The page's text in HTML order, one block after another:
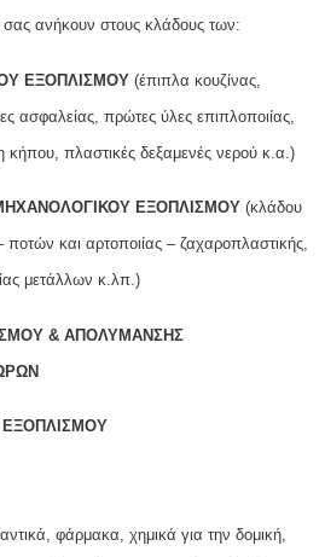
ανήκουν στους κλάδους των:
ΕΞΟΠΛΙΣΜΟΥ (έπιπλα κουζίνας,
ασφαλείας, πρώτες ύλες επιπλοποιίας,
κήπου, πλαστικές δεξαμενές νερού κ.α.)
ΕΞΟΠΛΙΣΜΟΥ (κλάδου
και αρτοποιίας – ζαχαροπλαστικής,
μετάλλων κ.λπ.)
& ΑΠΟΛΥΜΑΝΣΗΣ
φάρμακα, χημικά για την δομική,